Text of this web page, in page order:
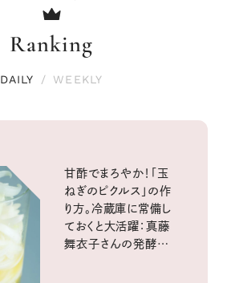
Ranking
DAILY / WEEKLY
甘酢でまろやか！「玉
ねぎのピクルス」の作
り方。冷蔵庫に常備し
ておくと大活躍：真藤
舞衣子さんの発酵と